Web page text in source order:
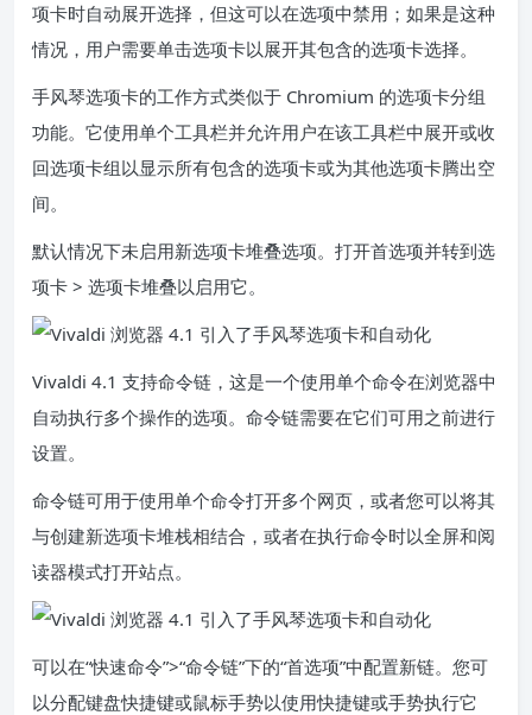
项卡时自动展开选择，但这可以在选项中禁用；如果是这种
情况，用户需要单击选项卡以展开其包含的选项卡选择。
手风琴选项卡的工作方式类似于 Chromium 的选项卡分组
功能。它使用单个工具栏并允许用户在该工具栏中展开或收
回选项卡组以显示所有包含的选项卡或为其他选项卡腾出空
间。
默认情况下未启用新选项卡堆叠选项。打开首选项并转到选
项卡 > 选项卡堆叠以启用它。
Vivaldi 4.1 支持命令链，这是一个使用单个命令在浏览器中
自动执行多个操作的选项。 命令链需要在它们可用之前进行
设置。
命令链可用于使用单个命令打开多个网页，或者您可以将其
与创建新选项卡堆栈相结合，或者在执行命令时以全屏和阅
读器模式打开站点。
可以在“快速命令”>“命令链”下的“首选项”中配置新链。您可
以分配键盘快捷键或鼠标手势以使用快捷键或手势执行它